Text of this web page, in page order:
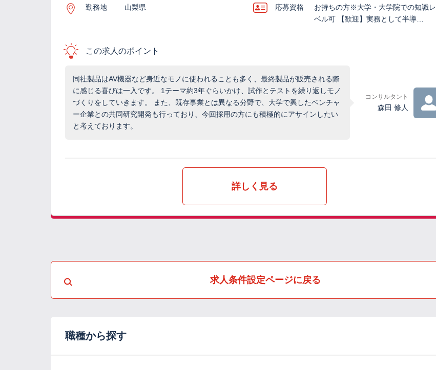
勤務地 山梨県 応募資格
お持ちの方※大学・大学院での知識レ
ベル可 【歓迎】実務として半導…
この求人のポイント
同社製品はAV機器など身近なモノに使われることも多く、最終製品が販売される際
に感じる喜びは一入です。 1テーマ約3年ぐらいかけ、試作とテストを繰り返しモノ
づくりをしていきます。 また、既存事業とは異なる分野で、大学で興したベンチャ
ー企業との共同研究開発も行っており、今回採用の方にも積極的にアサインしたい
と考えております。
コンサルタント
森田 修人
詳しく見る
求人条件設定ページに戻る
職種から探す